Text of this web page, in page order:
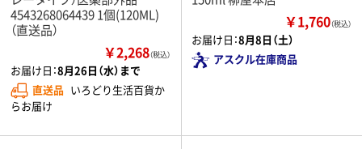
4543268064439 1個(120ML)
（直送品）
￥2,268（税込）
お届け日：8月26日（水）まで
直送品 いろどり生活百貨か
らお届け
￥1,760（税込）
お届け日：8月8日（土）
アスクル在庫商品